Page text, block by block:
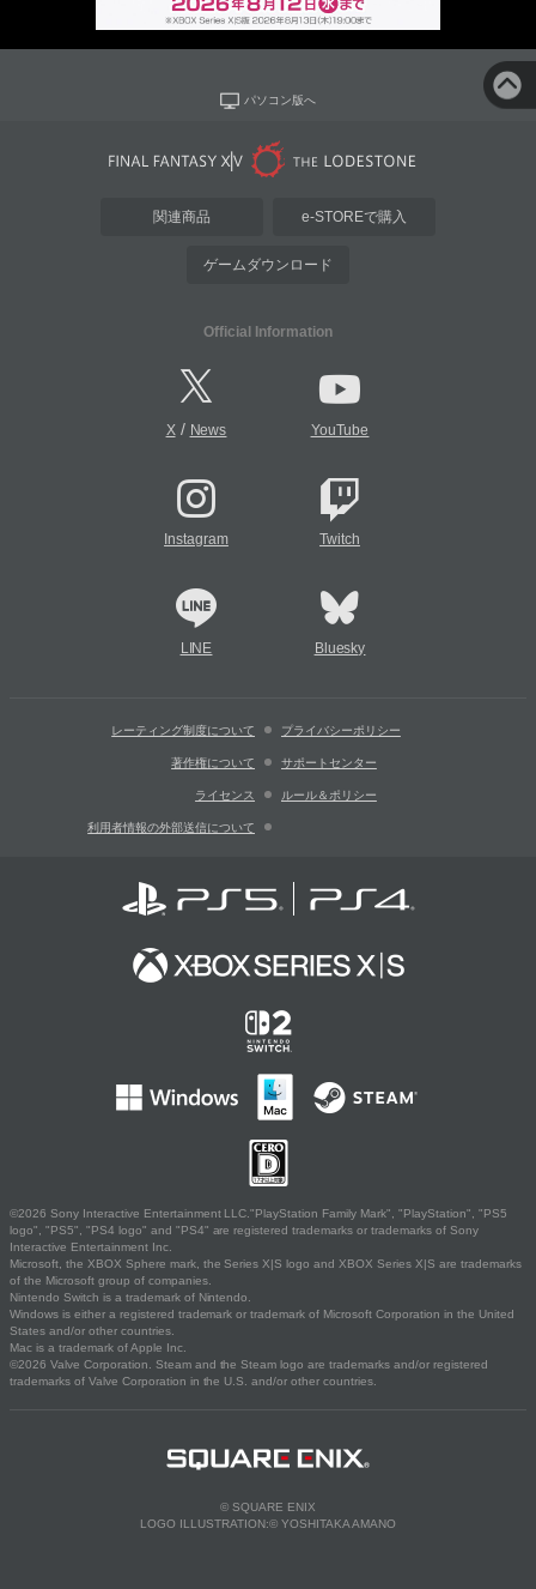
パソコン版へ
関連商品 e-STOREで購入
ゲームダウンロード
Official Information
X/ News YouTube
Instagram Twitch
LINE Bluesky
レーティング制度について プライバシーポリシー
著作権について サポートセンター
ライセンス ルール＆ポリシー
利用者情報の外部送信について
©2026 Sony Interactive Entertainment LLC."PlayStation Family Mark", "PlayStation", "PS5
logo", "PS5", "PS4 logo" and "PS4" are registered trademarks or trademarks of Sony
Interactive Entertainment Inc.
Microsoft, the XBOX Sphere mark, the Series X|S logo and XBOX Series X|S are trademarks
of the Microsoft group of companies.
Nintendo Switch is a trademark of Nintendo.
Windows is either a registered trademark or trademark of Microsoft Corporation in the United
States and/or other countries.
Mac is a trademark of Apple Inc.
©2026 Valve Corporation. Steam and the Steam logo are trademarks and/or registered
trademarks of Valve Corporation in the U.S. and/or other countries.
© SQUARE ENIX
LOGO ILLUSTRATION:© YOSHITAKA AMANO